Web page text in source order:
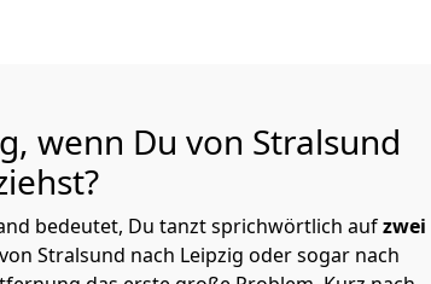
wenn Du von Stralsund
bedeutet, Du tanzt sprichwörtlich aufzwei
Stralsund nach Leipzig oder sogar nach